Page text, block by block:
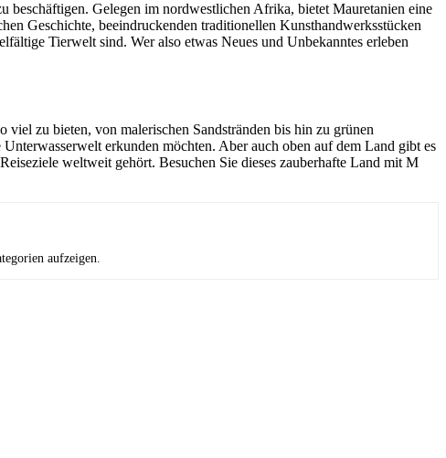
beschäftigen. Gelegen im nordwestlichen Afrika, bietet Mauretanien eine
Geschichte, beeindruckenden traditionellen Kunsthandwerksstücken
Tierwelt sind. Wer also etwas Neues und Unbekanntes erleben
zu bieten, von malerischen Sandstränden bis hin zu grünen
erkunden möchten. Aber auch oben auf dem Land gibt es
weltweit gehört. Besuchen Sie dieses zauberhafte Land mit M
aufzeigen.